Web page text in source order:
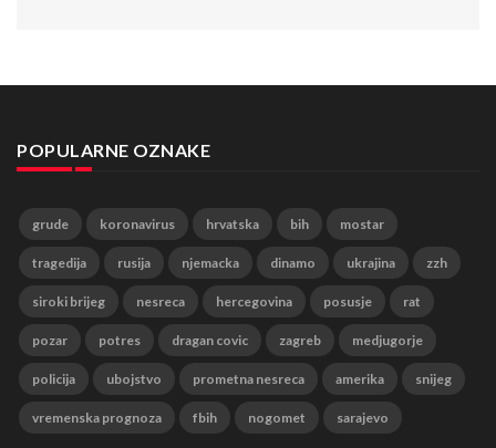
POPULARNE OZNAKE
grude koronavirus hrvatska bih mostar
tragedija rusija njemacka dinamo ukrajina zzh
siroki brijeg nesreca hercegovina posusje rat
pozar potres dragan covic zagreb medjugorje
policija ubojstvo prometna nesreca amerika snijeg
vremenska prognoza fbih nogomet sarajevo